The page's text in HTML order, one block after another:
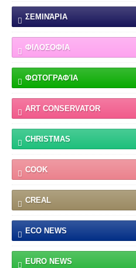
ΣΕΜΙΝΆΡΙΑ
ΦΙΛΟΣΟΦΙΑ
ΦΩΤΟΓΡΑΦΊΑ
ART CONSERVATOR
CHRISTMAS
COOK
CREAL
ECO NEWS
EURO NEWS